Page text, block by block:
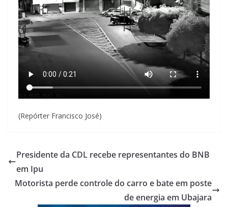
(Repórter Francisco José)
Presidente da CDL recebe representantes do BNB
em Ipu
Motorista perde controle do carro e bate em poste
de energia em Ubajara